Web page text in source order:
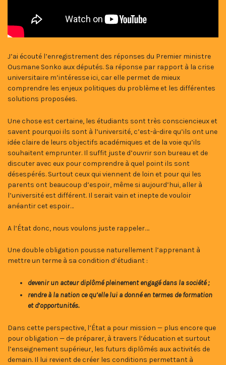
J’ai écouté l’enregistrement des réponses du Premier ministre
Ousmane Sonko aux députés. Sa réponse par rapport à la crise
universitaire m’intéresse ici, car elle permet de mieux
comprendre les enjeux politiques du problème et les différentes
solutions proposées.
Une chose est certaine, les étudiants sont très consciencieux et
savent pourquoi ils sont à l’université, c’est-à-dire qu’ils ont une
idée claire de leurs objectifs académiques et de la voie qu’ils
souhaitent emprunter. Il suffit juste d’ouvrir son bureau et de
discuter avec eux pour comprendre à quel point ils sont
désespérés. Surtout ceux qui viennent de loin et pour qui les
parents ont beaucoup d’espoir, même si aujourd’hui, aller à
l’université est différent. Il serait vain et inepte de vouloir
anéantir cet espoir…
A l’État donc, nous voulons juste rappeler….
Une double obligation pousse naturellement l’apprenant à
mettre un terme à sa condition d’étudiant :
devenir un acteur diplômé pleinement engagé dans la société ;
rendre à la nation ce qu’elle lui a donné en termes de formation
et d’opportunités.
Dans cette perspective, l’État a pour mission — plus encore que
pour obligation — de préparer, à travers l’éducation et surtout
l’enseignement supérieur, les futurs diplômés aux activités de
demain. Il lui revient de créer les conditions permettant à